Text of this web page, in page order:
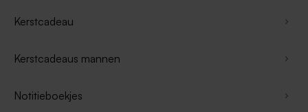
Kerstcadeau
Kerstcadeaus mannen
Notitieboekjes